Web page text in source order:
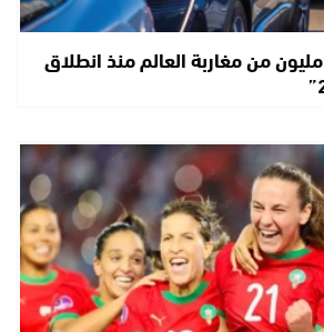
دخول أزيد من 2,7 مليون من مغاربة العالم منذ انطلاق